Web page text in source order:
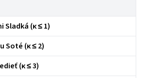
Sladká (κ ≤ 1)
Soté (κ ≤ 2)
(κ ≤ 3)